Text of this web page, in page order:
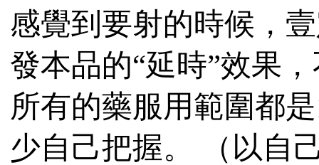
感覺到要射的時候，
發本品的“延時”效果
所有的藥服用範圍都
少自己把握。 （以